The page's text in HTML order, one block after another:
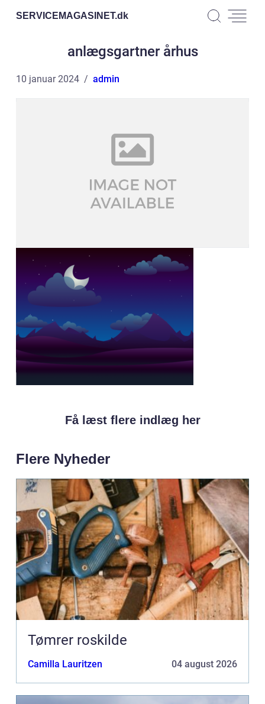
SERVICEMAGASINET.dk
anlægsgartner århus
10 januar 2024 admin
Få læst flere indlæg her
Flere Nyheder
Tømrer roskilde
Camilla Lauritzen 04 august 2026